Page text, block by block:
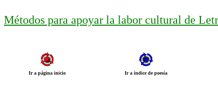
Métodos para apoyar la labor cultural de
Ir a página inicio Ir a índice de poesía